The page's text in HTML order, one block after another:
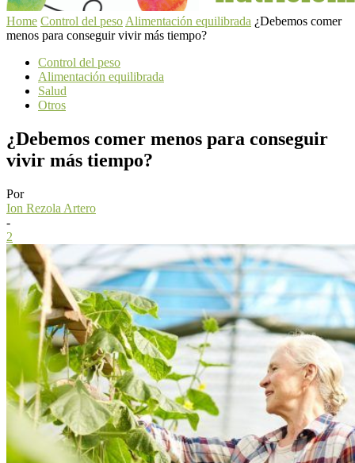
Home Control del peso Alimentación equilibrada ¿Debemos comer
menos para conseguir vivir más tiempo?
Control del peso
Alimentación equilibrada
Salud
Otros
¿Debemos comer menos para conseguir
vivir más tiempo?
Por
Ion Rezola Artero
-
2